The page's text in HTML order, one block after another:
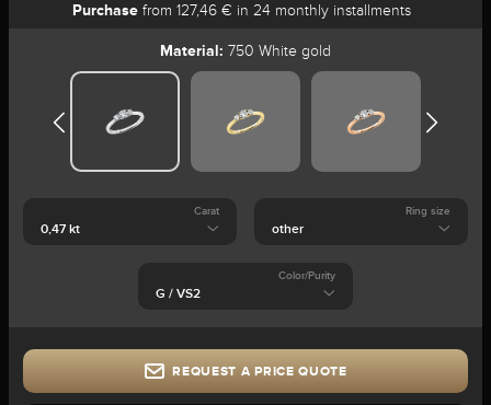
Purchasefrom 127,46 € in 24 monthly installments
Material: 750 White gold
Carat Ring size
Color/Purity
REQUEST A PRICE QUOTE